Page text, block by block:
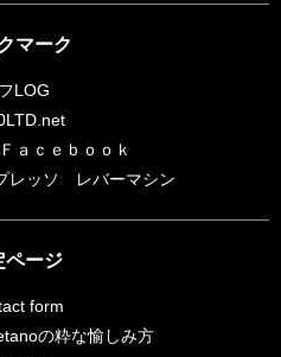
マーク
LOG
ａｃｅｂｏｏｋ
レッソ レバーマシン
ページ
form
の粋な愉しみ方